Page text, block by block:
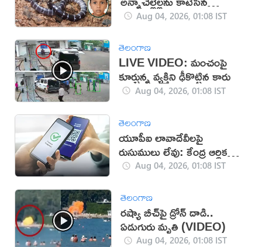
మరోపాము
Aug 04, 2026, 01:08 IST
తెలంగాణ
LIVE VIDEO: మంచంపై
కూర్చున్న వ్యక్తిని ఢీకొట్టిన కారు
Aug 04, 2026, 01:08 IST
తెలంగాణ
యూపీఐ లావాదేవీలపై
రుసుములు లేవు: కేంద్ర ఆర్థిక
శాఖAug 04, 2026, 01:08 IST
తెలంగాణ
రష్యా బీచ్‌పై డ్రోన్ దాడి..
ఏడుగురు మృతి (VIDEO)
Aug 04, 2026, 01:08 IST